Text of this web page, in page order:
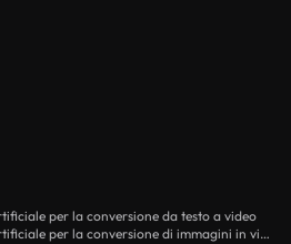
per la conversione da testo a video
Flussi di lavoro di intelligenza artificiale per la conversione di immagini in video